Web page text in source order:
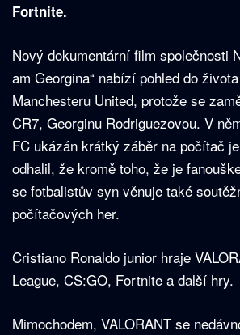
Fortnite.
Nový dokumentární film společnosti
am Georgina“ nabízí pohled do
Manchesteru United, protože se
CR7, Georginu Rodriguezovou. V
FC ukázán krátký záběr na počítač
odhalil, že kromě toho, že je
se fotbalistův syn věnuje také
počítačových her.
Cristiano Ronaldo junior hraje
League, CS:GO, Fortnite a další hry.
Mimochodem, VALORANT se